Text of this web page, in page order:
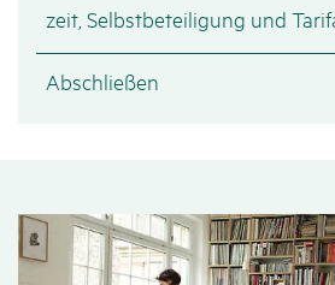
zeit, Selbst­be­tei­li­gung und
Abschließen